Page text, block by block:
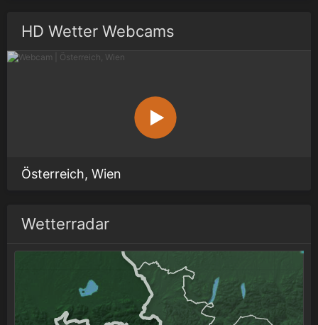
HD Wetter Webcams
Österreich, Wien
Wetterradar